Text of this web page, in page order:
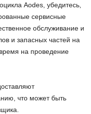
Aodes, убедитесь,
сервисные
обслуживание и
и запасных частей на
на проведение
что может быть